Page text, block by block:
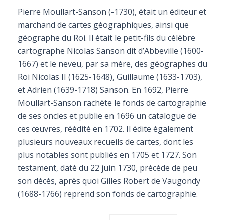
Pierre Moullart-Sanson (-1730), était un éditeur et
marchand de cartes géographiques, ainsi que
géographe du Roi. Il était le petit-fils du célèbre
cartographe Nicolas Sanson dit d’Abbeville (1600-
1667) et le neveu, par sa mère, des géographes du
Roi Nicolas II (1625-1648), Guillaume (1633-1703),
et Adrien (1639-1718) Sanson. En 1692, Pierre
Moullart-Sanson rachète le fonds de cartographie
de ses oncles et publie en 1696 un catalogue de
ces œuvres, réédité en 1702. Il édite également
plusieurs nouveaux recueils de cartes, dont les
plus notables sont publiés en 1705 et 1727. Son
testament, daté du 22 juin 1730, précède de peu
son décès, après quoi Gilles Robert de Vaugondy
(1688-1766) reprend son fonds de cartographie.